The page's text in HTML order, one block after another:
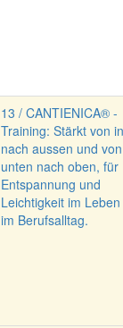
13 / CANTIENICA® -
Training: Stärkt von
nach aussen und von
unten nach oben, für
Entspannung und
Leichtigkeit im
im Berufsalltag.